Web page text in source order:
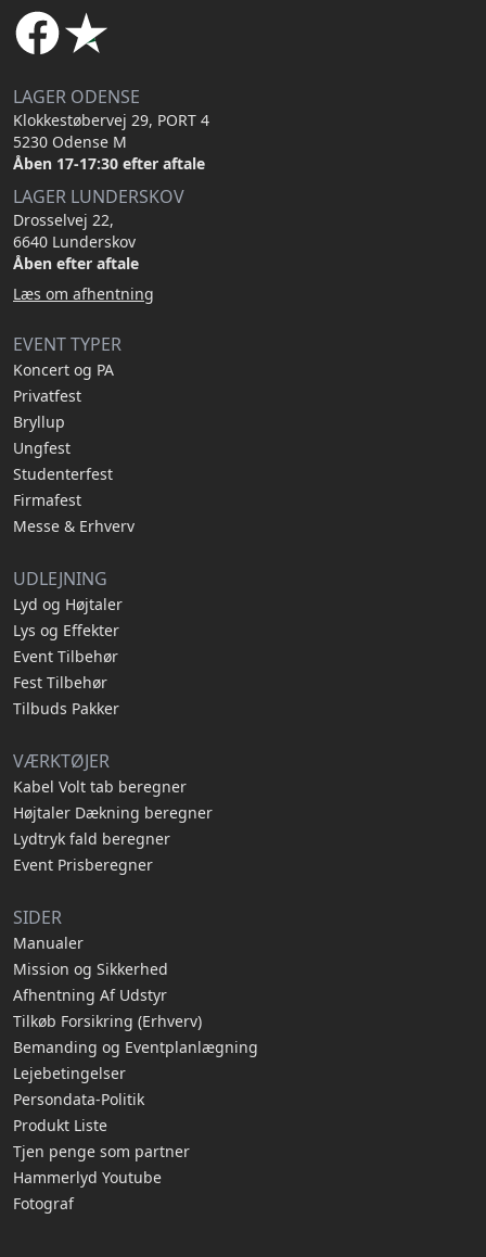
LAGER ODENSE
Klokkestøbervej 29, PORT 4
5230 Odense M
Åben 17-17:30 efter aftale
LAGER LUNDERSKOV
Drosselvej 22,
6640 Lunderskov
Åben efter aftale
Læs om afhentning
EVENT TYPER
Koncert og PA
Privatfest
Bryllup
Ungfest
Studenterfest
Firmafest
Messe & Erhverv
UDLEJNING
Lyd og Højtaler
Lys og Effekter
Event Tilbehør
Fest Tilbehør
Tilbuds Pakker
VÆRKTØJER
Kabel Volt tab beregner
Højtaler Dækning beregner
Lydtryk fald beregner
Event Prisberegner
SIDER
Manualer
Mission og Sikkerhed
Afhentning Af Udstyr
Tilkøb Forsikring (Erhverv)
Bemanding og Eventplanlægning
Lejebetingelser
Persondata-Politik
Produkt Liste
Tjen penge som partner
Hammerlyd Youtube
Fotograf